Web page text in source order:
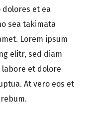
dolores et ea
sea takimata
Lorem ipsum
elitr, sed diam
et dolore
At vero eos et